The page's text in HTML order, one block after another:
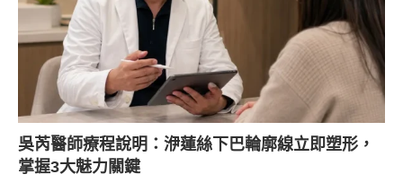
吳芮醫師療程說明：洢蓮絲下巴輪廓線立即塑形，
掌握3大魅力關鍵